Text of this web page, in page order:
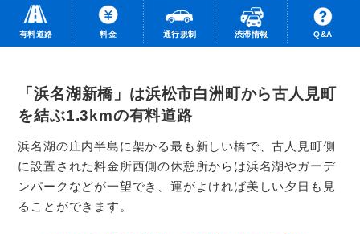
有料道路 料金 通行規制 渋滞情報 Q&A
「浜名湖新橋」は浜松市白洲町から古人見町
を結ぶ1.3kmの有料道路
浜名湖の庄内半島に架かる最も新しい橋で、古人見町側
に設置された料金所西側の休憩所からは浜名湖やガーデ
ンパークなどが一望でき、運がよければ美しい夕日も見
ることができます。